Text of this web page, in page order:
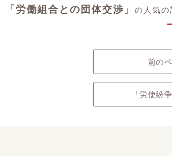
「労働組合との団体交渉」 の人気の
前の
「労使紛